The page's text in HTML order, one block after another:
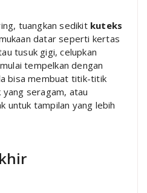
tuangkan sedikit kuteks
datar seperti kertas
tusuk gigi, celupkan
tempelkan dengan
bisa membuat titik-titik
yang seragam, atau
untuk tampilan yang lebih